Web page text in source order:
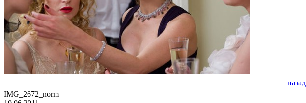
назад
IMG_2672_norm